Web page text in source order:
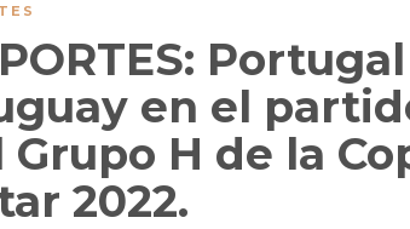
en el
Grupo H de la
2022.